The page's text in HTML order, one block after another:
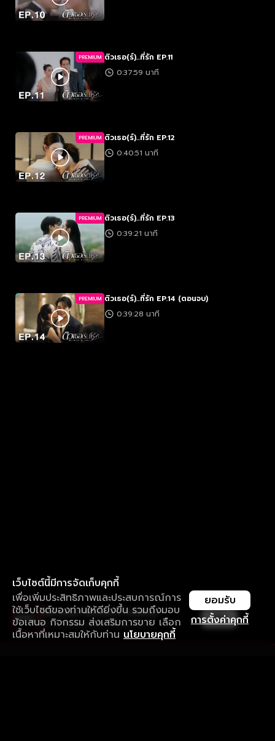
PREMIUM ติวเธอ(ร์)...ที่รัก EP.11
0:37:59 นาที
PREMIUM ติวเธอ(ร์)...ที่รัก EP.12
0:40:51 นาที
PREMIUM ติวเธอ(ร์)...ที่รัก EP.13
0:39:21 นาที
PREMIUM ติวเธอ(ร์)...ที่รัก EP.14 (ตอนจบ)
0:39:28 นาที
เว็บไซต์นี้มีการจัดเก็บคุกกี้
เพื่อเพิ่มประสิทธิภาพและประสบการณ์การ
ใช้เว็บไซต์ของท่านให้ดียิ่งขึ้น รวมถึงมอบ
ข้อเสนอ กิจกรรม ส่งเสริมการขาย เลือก
เนื้อหาที่เหมาะสมให้กับท่าน นโยบายคุกกี้
การตั้งค่าคุกกี้
ยอมรับ
ใช้งานแอป ลื่นไหลกว่า ไม่มีสะดุด
ดาวน์โหลดแอปเพื่อการรับชมที่ดีกว่า เปิด